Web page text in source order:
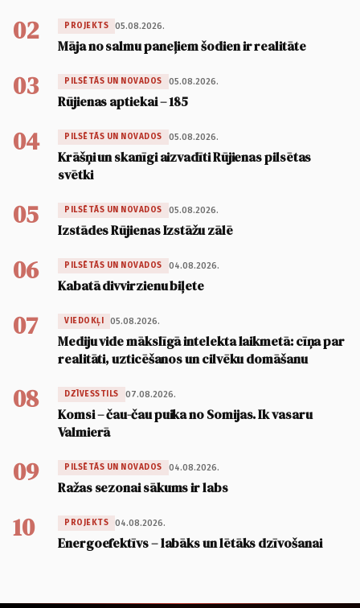
02 PROJEKTS 05.08.2026.
Māja no salmu paneļiem šodien ir realitāte
03 PILSĒTĀS UN NOVADOS 05.08.2026.
Rūjienas aptiekai – 185
04 PILSĒTĀS UN NOVADOS 05.08.2026.
Krāšņi un skanīgi aizvadīti Rūjienas pilsētas
svētki
05 PILSĒTĀS UN NOVADOS 05.08.2026.
Izstādes Rūjienas Izstāžu zālē
06 PILSĒTĀS UN NOVADOS 04.08.2026.
Kabatā divvirzienu biļete
07 VIEDOKĻI 05.08.2026.
Mediju vide mākslīgā intelekta laikmetā: cīņa par
realitāti, uzticēšanos un cilvēku domāšanu
08 DZĪVESSTILS 07.08.2026.
Komsi – čau-čau puika no Somijas. Ik vasaru
Valmierā
09 PILSĒTĀS UN NOVADOS 04.08.2026.
Ražas sezonai sākums ir labs
10 PROJEKTS 04.08.2026.
Energoefektīvs – labāks un lētāks dzīvošanai